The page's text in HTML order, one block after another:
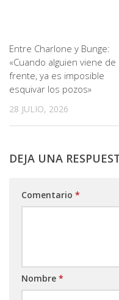
Entre Charlone y Bunge:
«Cuando alguien viene de
frente, ya es imposible
esquivar los pozos»
28 JULIO, 2026
DEJA UNA
Comentario *
Nombre *